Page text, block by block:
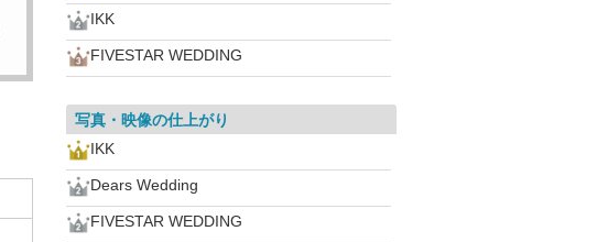
IKK
FIVESTAR WEDDING
写真・映像の仕上がり
IKK
Dears Wedding
FIVESTAR WEDDING